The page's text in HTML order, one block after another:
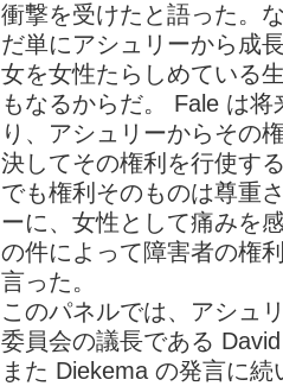
衝撃を受けたと語った。
だ単にアシュリーから成
女を女性たらしめている
もなるからだ。 Fale は
り、アシュリーからその
決してその権利を行使す
でも権利そのものは尊重
ーに、女性として痛みを
の件によって障害者の権
言った。
このパネルでは、アシュ
委員会の議長である
また Diekema の発言に